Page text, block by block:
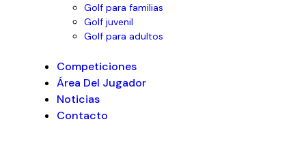
Golf para familias
Golf juvenil
Golf para adultos
Competiciones
Área Del Jugador
Noticias
Contacto